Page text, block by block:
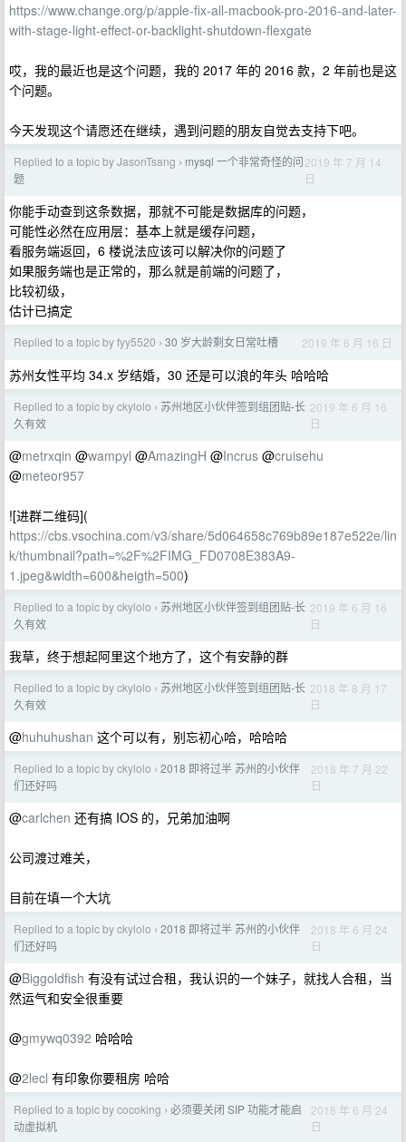
https://www.change.org/p/apple-fix-all-macbook-pro-2016-and-later-
with-stage-light-effect-or-backlight-shutdown-flexgate
哎，我的最近也是这个问题，我的 2017 年的 2016 款，2 年前也是这
个问题。
今天发现这个请愿还在继续，遇到问题的朋友自觉去支持下吧。
Replied to a topic by JasonTsang › mysql 一个非常奇怪的问
题
2019 年 7 月 14
日
你能手动查到这条数据，那就不可能是数据库的问题，
可能性必然在应用层：基本上就是缓存问题，
看服务端返回，6 楼说法应该可以解决你的问题了
如果服务端也是正常的，那么就是前端的问题了，
比较初级，
估计已搞定
Replied to a topic by fyy5520 › 30 岁大龄剩女日常吐槽 2019 年 6 月 16 日
苏州女性平均 34.x 岁结婚，30 还是可以浪的年头 哈哈哈
Replied to a topic by ckylolo › 苏州地区小伙伴签到组团贴-长
久有效
2019 年 6 月 16
日
@metrxqin @wampyl @AmazingH @Incrus @cruisehu
@meteor957
![进群二维码](
https://cbs.vsochina.com/v3/share/5d064658c769b89e187e522e/lin
k/thumbnail?path=%2F%2FIMG_FD0708E383A9-
1.jpeg&width=600&heigth=500)
Replied to a topic by ckylolo › 苏州地区小伙伴签到组团贴-长
久有效
2019 年 6 月 16
日
我草，终于想起阿里这个地方了，这个有安静的群
Replied to a topic by ckylolo › 苏州地区小伙伴签到组团贴-长
久有效
2018 年 8 月 17
日
@huhuhushan 这个可以有，别忘初心哈，哈哈哈
Replied to a topic by ckylolo › 2018 即将过半 苏州的小伙伴
们还好吗
2018 年 7 月 22
日
@carlchen 还有搞 IOS 的，兄弟加油啊
公司渡过难关，
目前在填一个大坑
Replied to a topic by ckylolo › 2018 即将过半 苏州的小伙伴
们还好吗
2018 年 6 月 24
日
@Biggoldfish 有没有试过合租，我认识的一个妹子，就找人合租，当
然运气和安全很重要
@gmywq0392 哈哈哈
@2lecl 有印象你要租房 哈哈
Replied to a topic by cocoking › 必须要关闭 SIP 功能才能启
动虚拟机
2018 年 6 月 24
日